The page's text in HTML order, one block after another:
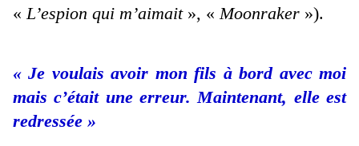
« L’espion qui m’aimait», « Moonraker »).
« Je voulais avoir mon fils à bord avec moi
mais c’était une erreur. Maintenant, elle est
redressée »